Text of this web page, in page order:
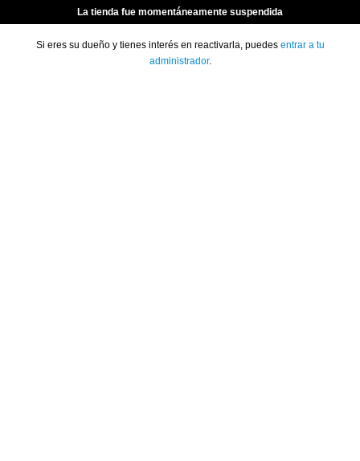
La tienda fue momentáneamente suspendida
Si eres su dueño y tienes interés en reactivarla, puedes entrar a tu
administrador.